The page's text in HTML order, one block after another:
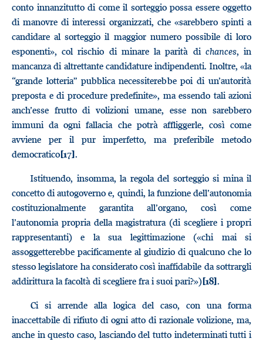
conto innanzitutto di come il sorteggio possa essere oggetto
di manovre di interessi organizzati, che «sarebbero spinti a
candidare al sorteggio il maggior numero possibile di loro
esponenti», col rischio di minare la parità di chances, in
mancanza di altrettante candidature indipendenti. Inoltre, «la
“grande lotteria” pubblica necessiterebbe poi di un’autorità
preposta e di procedure predefinite», ma essendo tali azioni
anch’esse frutto di volizioni umane, esse non sarebbero
immuni da ogni fallacia che potrà affliggerle, così come
avviene per il pur imperfetto, ma preferibile metodo
democratico[17].
Istituendo, insomma, la regola del sorteggio si mina il
concetto di autogoverno e, quindi, la funzione dell’autonomia
costituzionalmente garantita all’organo, così come
l’autonomia propria della magistratura (di scegliere i propri
rappresentanti) e la sua legittimazione («chi mai si
assoggetterebbe pacificamente al giudizio di qualcuno che lo
stesso legislatore ha considerato così inaffidabile da sottrargli
addirittura la facoltà di scegliere fra i suoi pari?»)[18].
Ci si arrende alla logica del caso, con una forma
inaccettabile di rifiuto di ogni atto di razionale volizione, ma,
anche in questo caso, lasciando del tutto indeterminati tutti i